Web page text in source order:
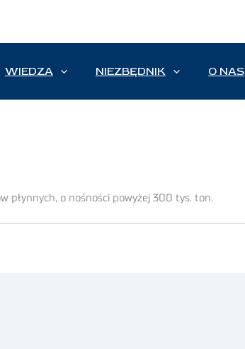
WIEDZA NIEZBĘDNIK O NAS
płynnych, o nośności powyżej 300 tys. ton.